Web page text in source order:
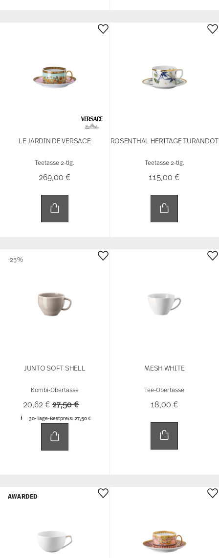
LE JARDIN DE VERSACE
Teetasse 2-tlg.
269,00 €
ROSENTHAL HERITAGE TURANDOT
Teetasse 2-tlg.
115,00 €
JUNTO SOFT SHELL
Kombi-Obertasse
20,62 €Price reduced from
27,50 €to
30-Tage-Bestpreis: 27,50 €
-25%
MESH WHITE
Tee-Obertasse
18,00 €
AWARDED